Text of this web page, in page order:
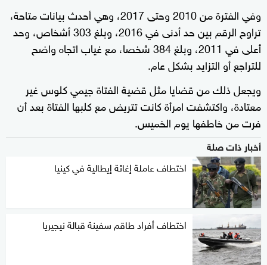
وفي الفترة من 2010 وحتى 2017، وهي أحدث بيانات متاحة،
تراوح الرقم بين حد أدنى في 2016، وبلغ 303 أشخاص، وحد
أعلى في 2011، وبلغ 384 شخصا، مع غياب اتجاه واضح
للتراجع أو التزايد بشكل عام.
ويجعل ذلك من قضايا مثل قضية الفتاة جيمي كلوس غير
معتادة، واكتشفت امرأة كانت تتريض مع كلبها الفتاة بعد أن
فرت من خاطفها يوم الخميس.
أخبار ذات صلة
اختطاف عاملة إغاثة إيطالية في كينيا
اختطاف أفراد طاقم سفينة قبالة نيجيريا